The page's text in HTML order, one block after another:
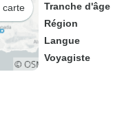
carte
Tranche d'âge
Région
Langue
Voyagiste